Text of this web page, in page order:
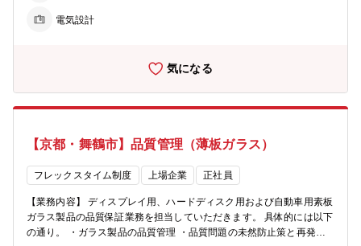
プロセスに携わることができる大変やりがいのあるポジションです。
電気設計
気になる
【京都・舞鶴市】品質管理（薄板ガラス）
フレックスタイム制度 上場企業 正社員
【業務内容】 ディスプレイ用、ハードディスク用および自動車用素板
ガラス製品の品質保証業務を担当していただきます。 具体的には以下
の通り。 ・ガラス製品の品質管理 ・品質問題の未然防止策と再発防